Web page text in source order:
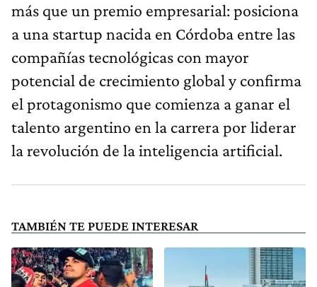
más que un premio empresarial: posiciona
a una startup nacida en Córdoba entre las
compañías tecnológicas con mayor
potencial de crecimiento global y confirma
el protagonismo que comienza a ganar el
talento argentino en la carrera por liderar
la revolución de la inteligencia artificial.
TAMBIÉN TE PUEDE INTERESAR